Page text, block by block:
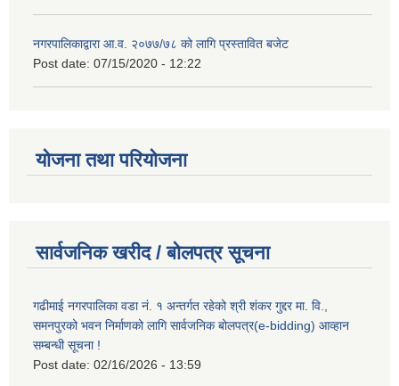
नगरपालिकाद्वारा आ.व. २०७७/७८ को लागि प्रस्तावित बजेट
Post date: 07/15/2020 - 12:22
योजना तथा परियोजना
सार्वजनिक खरीद / बोलपत्र सूचना
गढीमाई नगरपालिका वडा नं. १ अन्तर्गत रहेको श्री शंकर गुद्दर मा. वि.,
समनपुरको भवन निर्माणको लागि सार्वजनिक बोलपत्र(e-bidding) आव्हान
सम्बन्धी सूचना !
Post date: 02/16/2026 - 13:59